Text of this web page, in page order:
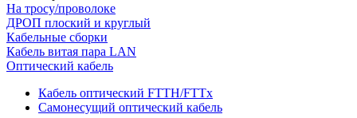
На тросу/проволоке
ДРОП плоский и круглый
Кабельные сборки
Кабель витая пара LAN
Оптический кабель
Кабель оптический FTTH/FTTx
Самонесущий оптический кабель